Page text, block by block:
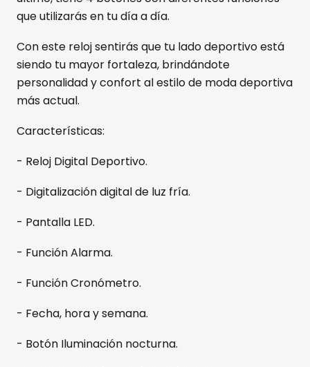
que utilizarás en tu día a día.
Con este reloj sentirás que tu lado deportivo está
siendo tu mayor fortaleza, brindándote
personalidad y confort al estilo de moda deportiva
más actual.
Características:
- Reloj Digital Deportivo.
- Digitalización digital de luz fría.
- Pantalla LED.
- Función Alarma.
- Función Cronómetro.
- Fecha, hora y semana.
- Botón Iluminación nocturna.